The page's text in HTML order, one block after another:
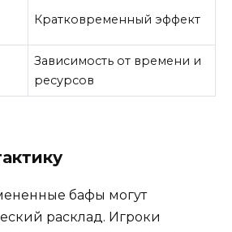
Кратковременный эффект
Зависимость от времени и
ресурсов
бафы могут
расклад. Игроки